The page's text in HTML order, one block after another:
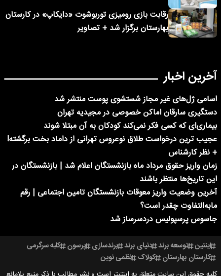
رقابت بازی رومیزی توربوشوت «دایکاپ» در کارستان
بهارستان برگزار شد + تصاویر
آخرین اخبار
اسامی ژل‌های غیر مجاز شستشوی پوست منتشر شد
دستگیری سارقان اماکن خصوصی در مجیدیه تهران
بیماری‌ای که کسی فکر نمی‌کند کودکان به آن مبتلا شوند
عجیب ترین درخواست طلاق نوعروس تهرانی از داماد بخت برگشته!
+ نظر کارشناس
زمان واریز حقوق مرداد ماه بازنشستگان اعلام شد | بازنشستگان در
این تاریخ‌ها منتظر باشند
آخرین وضعیت واریز معوقات بازنشستگان تامین اجتماعی | رقم
مابه‌التفاوت چقدر است؟
جاسوس پرسپولیس دردسرساز شد
اینتین توسعه برند دنیای برند برندسازی پرسون کلبه سرگرمی
کارستان بهارستان کولاک نظمی نوین